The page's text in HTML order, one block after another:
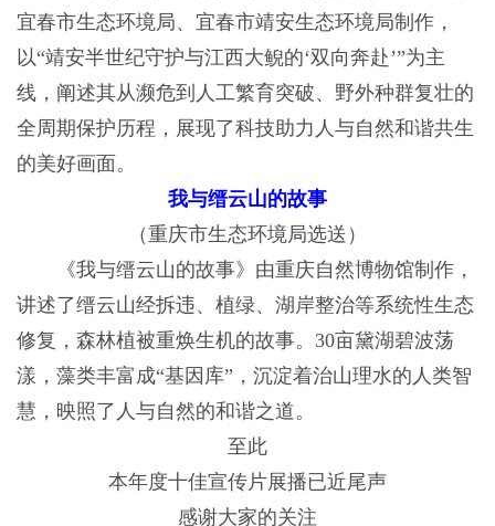
宜春市生态环境局、宜春市靖安生态环境局制作，
以“靖安半世纪守护与江西大鲵的‘双向奔赴’”为主
线，阐述其从濒危到人工繁育突破、野外种群复壮的
全周期保护历程，展现了科技助力人与自然和谐共生
的美好画面。
我与缙云山的故事
（重庆市生态环境局选送）
《我与缙云山的故事》由重庆自然博物馆制作，
讲述了缙云山经拆违、植绿、湖岸整治等系统性生态
修复，森林植被重焕生机的故事。30亩黛湖碧波荡
漾，藻类丰富成“基因库”，沉淀着治山理水的人类智
慧，映照了人与自然的和谐之道。
至此
本年度十佳宣传片展播已近尾声
感谢大家的关注